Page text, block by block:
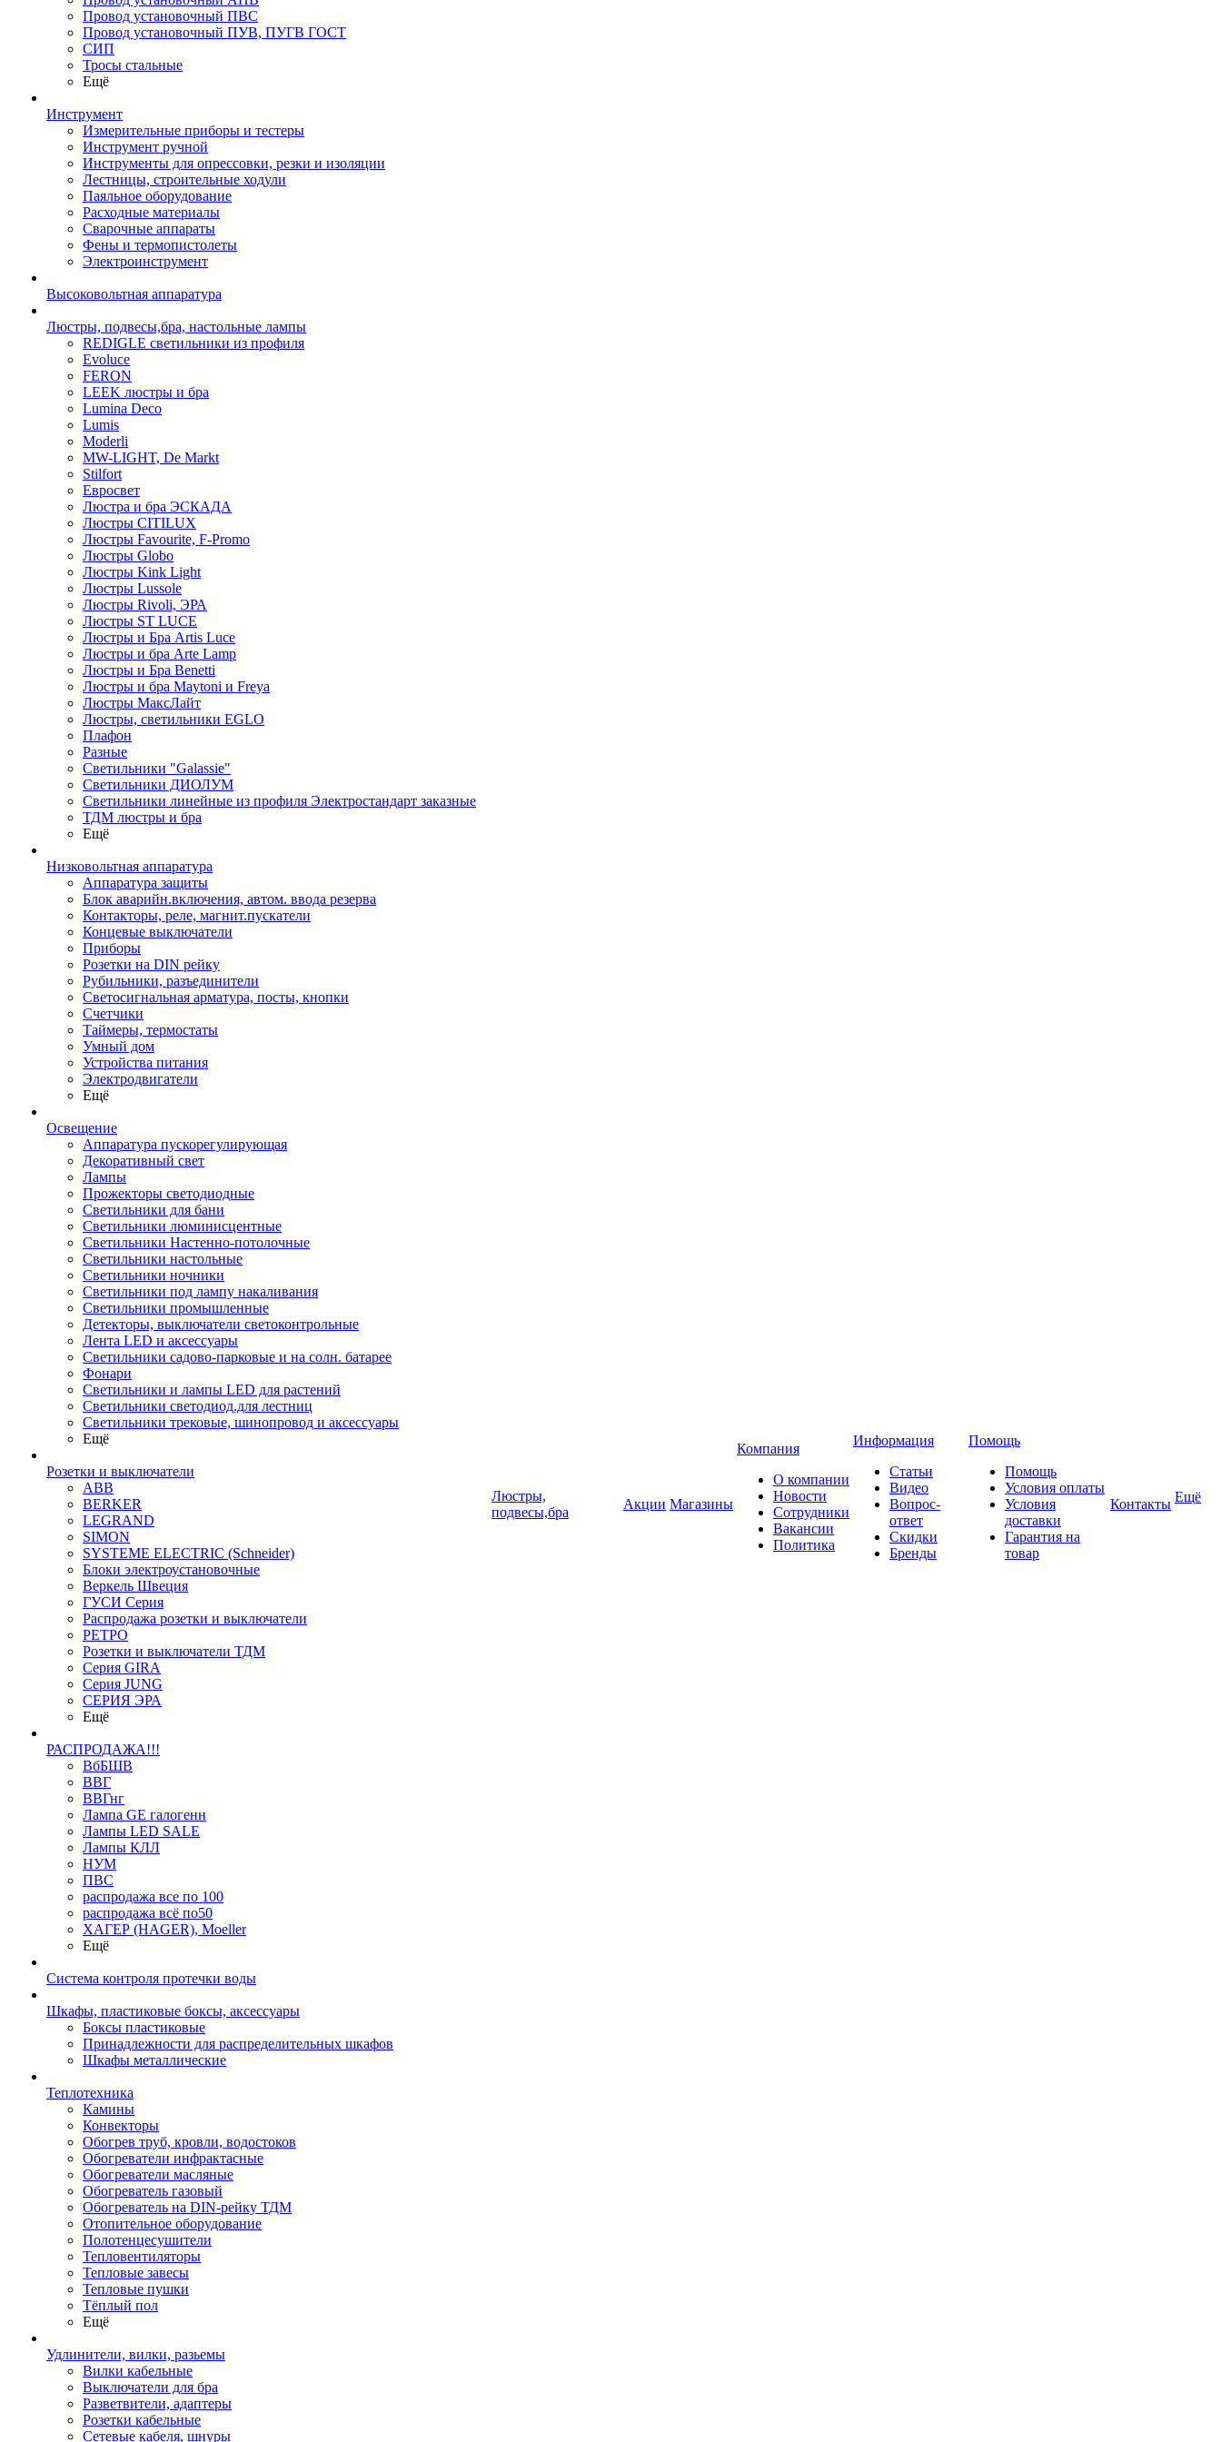
Провод установочный ПВС
Провод установочный ПУВ, ПУГВ ГОСТ
СИП
Тросы стальные
Ещё
Инструмент
Измерительные приборы и тестеры
Инструмент ручной
Инструменты для опрессовки, резки и изоляции
Лестницы, строительные ходули
Паяльное оборудование
Расходные материалы
Сварочные аппараты
Фены и термопистолеты
Электроинструмент
Высоковольтная аппаратура
Люстры, подвесы,бра, настольные лампы
REDIGLE светильники из профиля
Evoluce
FERON
LEEK люстры и бра
Lumina Deco
Lumis
Moderli
MW-LIGHT, De Markt
Stilfort
Евросвет
Люстра и бра ЭСКАДА
Люстры CITILUX
Люстры Favourite, F-Promo
Люстры Globo
Люстры Kink Light
Люстры Lussole
Люстры Rivoli, ЭРА
Люстры ST LUCE
Люстры и Бра Artis Luce
Люстры и бра Arte Lamp
Люстры и Бра Benetti
Люстры и бра Maytoni и Freya
Люстры МаксЛайт
Люстры, светильники EGLO
Плафон
Разные
Светильники "Galassie"
Светильники ДИОЛУМ
Светильники линейные из профиля Электростандарт заказные
ТДМ люстры и бра
Ещё
Низковольтная аппаратура
Аппаратура защиты
Блок аварийн.включения, автом. ввода резерва
Контакторы, реле, магнит.пускатели
Концевые выключатели
Приборы
Розетки на DIN рейку
Рубильники, разъединители
Светосигнальная арматура, посты, кнопки
Счетчики
Таймеры, термостаты
Умный дом
Устройства питания
Электродвигатели
Ещё
Освещение
Аппаратура пускорегулирующая
Декоративный свет
Лампы
Прожекторы светодиодные
Светильники для бани
Светильники люминисцентные
Светильники Настенно-потолочные
Светильники настольные
Светильники ночники
Светильники под лампу накаливания
Светильники промышленные
Детекторы, выключатели светоконтрольные
Лента LED и аксессуары
Светильники садово-парковые и на солн. батарее
Фонари
Светильники и лампы LED для растений
Светильники светодиод.для лестниц
Светильники трековые, шинопровод и аксессуары
Ещё
Розетки и выключатели
ABB
BERKER
LEGRAND
SIMON
SYSTEME ELECTRIC (Schneider)
Блоки электроустановочные
Веркель Швеция
ГУСИ Серия
Распродажа розетки и выключатели
РЕТРО
Розетки и выключатели ТДМ
Серия GIRA
Серия JUNG
СЕРИЯ ЭРА
Ещё
РАСПРОДАЖА!!!
ВбБШВ
ВВГ
ВВГнг
Лампа GE галогенн
Лампы LED SALE
Лампы КЛЛ
НУМ
ПВС
распродажа все по 100
распродажа всё по50
ХАГЕР (HAGER), Moeller
Ещё
Система контроля протечки воды
Шкафы, пластиковые боксы, аксессуары
Боксы пластиковые
Принадлежности для распределительных шкафов
Шкафы металлические
Теплотехника
Камины
Конвекторы
Обогрев труб, кровли, водостоков
Обогреватели инфрактасные
Обогреватели масляные
Обогреватель газовый
Обогреватель на DIN-рейку ТДМ
Отопительное оборудование
Полотенцесушители
Тепловентиляторы
Тепловые завесы
Тепловые пушки
Тёплый пол
Ещё
Удлинители, вилки, разьемы
Вилки кабельные
Выключатели для бра
Разветвители, адаптеры
Розетки кабельные
Сетевые кабеля, шнуры
Люстры,
подвесы,бра
Акции Магазины
Компания
О компании
Новости
Сотрудники
Вакансии
Политика
Информация
Статьи
Видео
Вопрос-
ответ
Скидки
Бренды
Помощь
Помощь
Условия оплаты
Условия
доставки
Гарантия на
товар
Контакты Ещё